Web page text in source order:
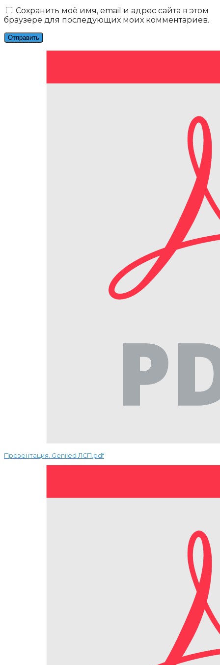
Сохранить моё имя, email и адрес сайта в этом
браузере для последующих моих комментариев.
Презентация. Geniled ЛСП.pdf